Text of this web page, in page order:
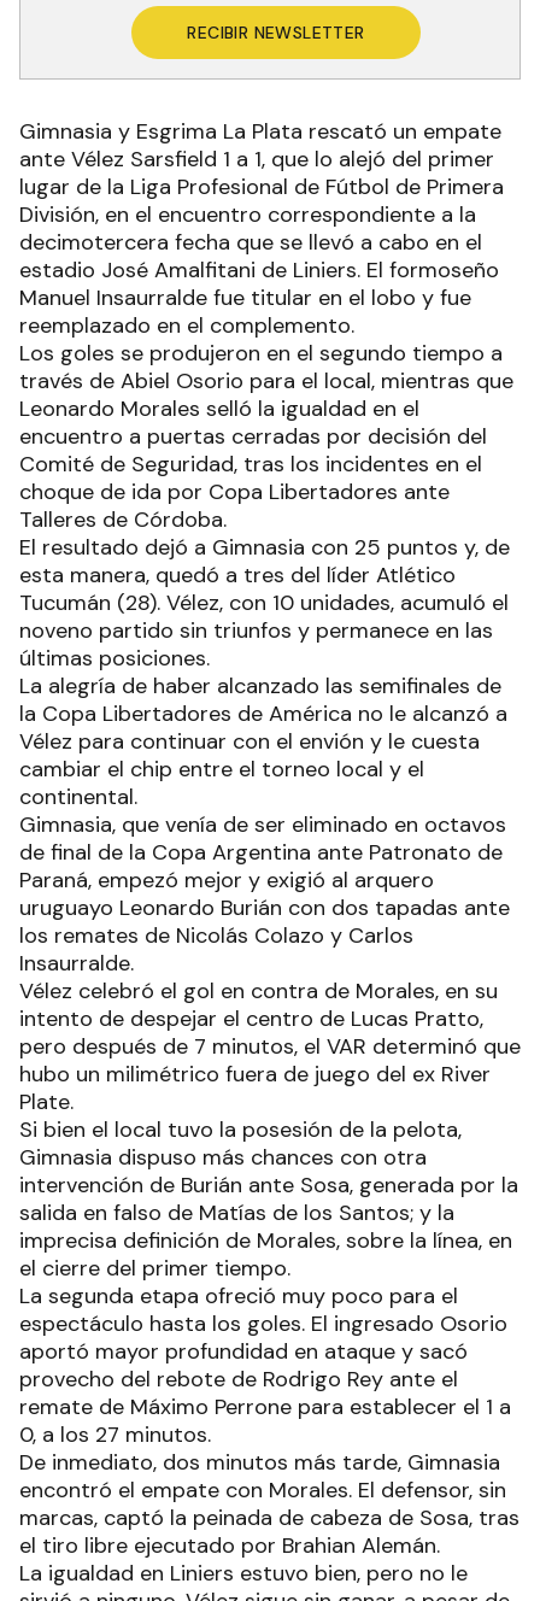
RECIBIR NEWSLETTER
Gimnasia y Esgrima La Plata rescató un empate
ante Vélez Sarsfield 1 a 1, que lo alejó del primer
lugar de la Liga Profesional de Fútbol de Primera
División, en el encuentro correspondiente a la
decimotercera fecha que se llevó a cabo en el
estadio José Amalfitani de Liniers. El formoseño
Manuel Insaurralde fue titular en el lobo y fue
reemplazado en el complemento.
Los goles se produjeron en el segundo tiempo a
través de Abiel Osorio para el local, mientras que
Leonardo Morales selló la igualdad en el
encuentro a puertas cerradas por decisión del
Comité de Seguridad, tras los incidentes en el
choque de ida por Copa Libertadores ante
Talleres de Córdoba.
El resultado dejó a Gimnasia con 25 puntos y, de
esta manera, quedó a tres del líder Atlético
Tucumán (28). Vélez, con 10 unidades, acumuló el
noveno partido sin triunfos y permanece en las
últimas posiciones.
La alegría de haber alcanzado las semifinales de
la Copa Libertadores de América no le alcanzó a
Vélez para continuar con el envión y le cuesta
cambiar el chip entre el torneo local y el
continental.
Gimnasia, que venía de ser eliminado en octavos
de final de la Copa Argentina ante Patronato de
Paraná, empezó mejor y exigió al arquero
uruguayo Leonardo Burián con dos tapadas ante
los remates de Nicolás Colazo y Carlos
Insaurralde.
Vélez celebró el gol en contra de Morales, en su
intento de despejar el centro de Lucas Pratto,
pero después de 7 minutos, el VAR determinó que
hubo un milimétrico fuera de juego del ex River
Plate.
Si bien el local tuvo la posesión de la pelota,
Gimnasia dispuso más chances con otra
intervención de Burián ante Sosa, generada por la
salida en falso de Matías de los Santos; y la
imprecisa definición de Morales, sobre la línea, en
el cierre del primer tiempo.
La segunda etapa ofreció muy poco para el
espectáculo hasta los goles. El ingresado Osorio
aportó mayor profundidad en ataque y sacó
provecho del rebote de Rodrigo Rey ante el
remate de Máximo Perrone para establecer el 1 a
0, a los 27 minutos.
De inmediato, dos minutos más tarde, Gimnasia
encontró el empate con Morales. El defensor, sin
marcas, captó la peinada de cabeza de Sosa, tras
el tiro libre ejecutado por Brahian Alemán.
La igualdad en Liniers estuvo bien, pero no le